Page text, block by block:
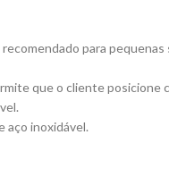
para pequenas
que o cliente posicione
aço inoxidável.